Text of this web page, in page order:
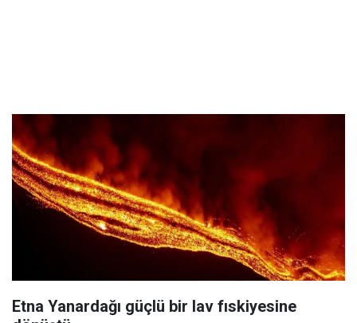
Etna Yanardağı güçlü bir lav fıskiyesine